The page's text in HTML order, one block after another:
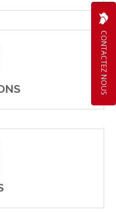
CONTACTEZ NOUS